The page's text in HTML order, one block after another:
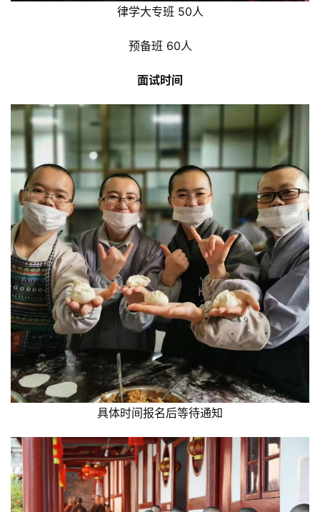
律学大专班 50人
预备班 60人
面试时间
具体时间报名后等待通知